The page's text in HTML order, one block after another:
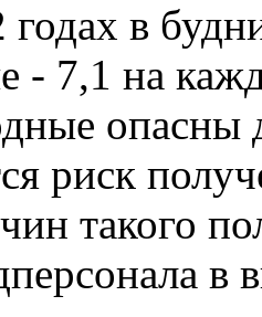
в
- 7,1 на
опасны
риск
такого
в